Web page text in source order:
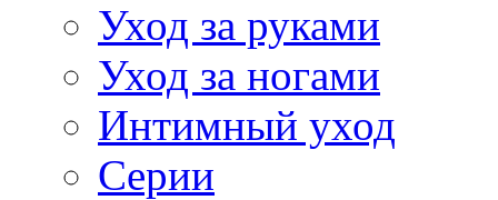
Уход за руками
Уход за ногами
Интимный уход
Серии